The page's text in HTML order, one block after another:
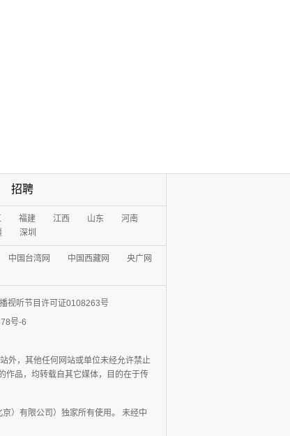
招聘
福建 江西 山东
河南
深圳
中国台湾网 中国西藏网
央广网
视听节目许可证0108263号
号-6
外，其他任何网站或单位未经允许禁止
作品，均转载自其它媒体，目的在于传
）有限公司）独家所有使用。 未经中